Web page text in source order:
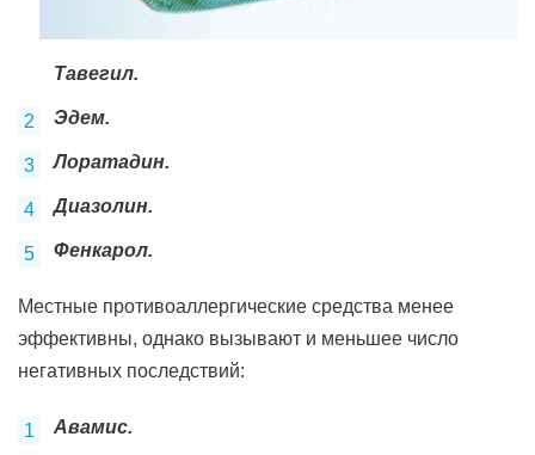
Тавегил.
Эдем.
Лоратадин.
Диазолин.
Фенкарол.
Местные противоаллергические средства менее
эффективны, однако вызывают и меньшее число
негативных последствий:
Авамис.